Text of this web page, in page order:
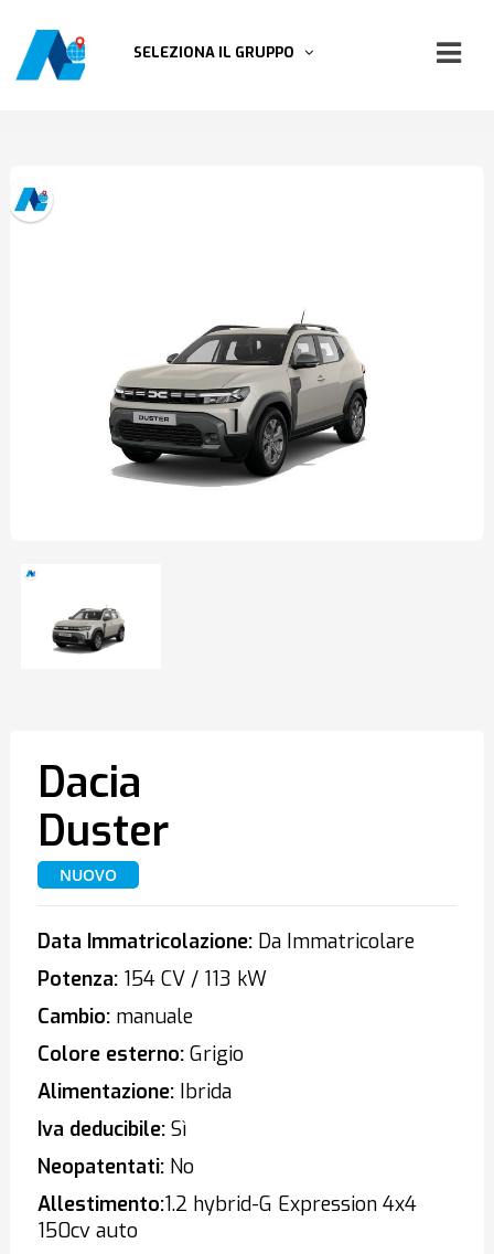
SELEZIONA IL GRUPPO
Dacia
Duster
NUOVO
Data Immatricolazione:Da Immatricolare
Potenza:154 CV / 113 kW
Cambio:manuale
Colore esterno:Grigio
Alimentazione:Ibrida
Iva deducibile:Sì
Neopatentati:No
Allestimento:1.2 hybrid-G Expression 4x4
150cv auto